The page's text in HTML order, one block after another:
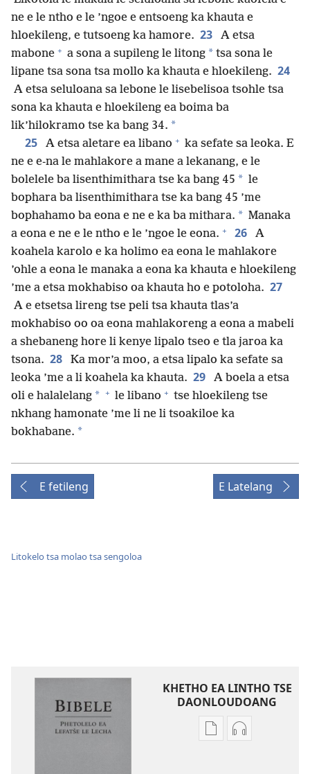
ne e le ntho e le ’ngoe e entsoeng ka khauta e
hloekileng, e tutsoeng ka hamore. 23
A etsa
mabone + a sona a supileng le litong * tsa sona le
lipane tsa sona tsa mollo ka khauta e hloekileng. 24
A etsa seluloana sa lebone le lisebelisoa tsohle tsa
sona ka khauta e hloekileng ea boima ba
lik’hilokramo tse ka bang 34. *
25 A etsa aletare ea libano + ka sefate sa leoka. E
ne e e-na le mahlakore a mane a lekanang, e le
bolelele ba lisenthimithara tse ka bang 45 * le
bophara ba lisenthimithara tse ka bang 45 ’me
bophahamo ba eona e ne e ka ba mithara. * Manaka
a eona e ne e le ntho e le ’ngoe le eona. + 26
A
koahela karolo e ka holimo ea eona le mahlakore
’ohle a eona le manaka a eona ka khauta e hloekileng
’me a etsa mokhabiso oa khauta ho e potoloha. 27
A e etsetsa lireng tse peli tsa khauta tlas’a
mokhabiso oo oa eona mahlakoreng a eona a mabeli
a shebaneng hore li kenye lipalo tseo e tla jaroa ka
tsona. 28
Ka mor’a moo, a etsa lipalo ka sefate sa
leoka ’me a li koahela ka khauta. 29
A boela a etsa
oli e halalelang * + le libano + tse hloekileng tse
nkhang hamonate ’me li ne li tsoakiloe ka
bokhabane. *
E fetileng E Latelang
Litokelo tsa molao tsa sengoloa
KHETHO EA LINTHO TSE
DAONLOUDOANG
KhethoKhetho